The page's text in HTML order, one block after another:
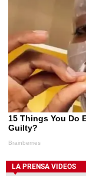
LA PRENSA VIDEOS